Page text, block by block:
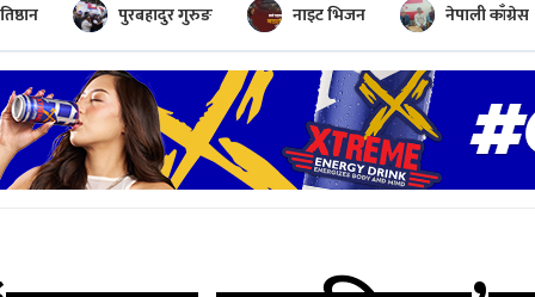
पुरबहादुर गुरुङ नाइट भिजन नेपाली काँग्रेस